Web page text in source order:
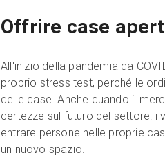
Offrire case
All'inizio della pandemia da
proprio stress test, perché le
delle case. Anche quando il
certezze sul futuro del settore: i
entrare persone nelle proprie
un nuovo spazio.